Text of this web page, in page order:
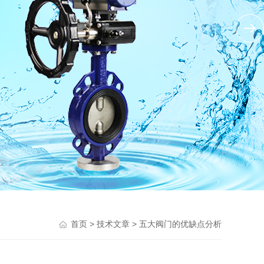
首页 > 技术文章 > 五大阀门的优缺点分析